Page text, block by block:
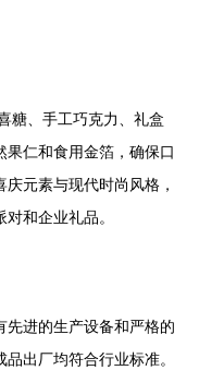
糖、手工巧克力、礼盒
仁和食用金箔，确保口
元素与现代时尚风格，
和企业礼品。
先进的生产设备和严格的
出厂均符合行业标准。